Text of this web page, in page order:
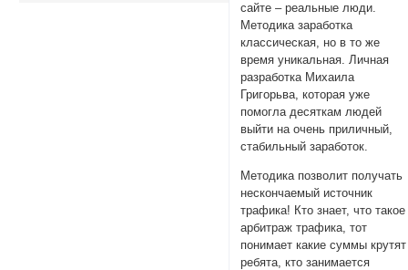
сайте – реальные люди.
Методика заработка
классическая, но в то же
время уникальная. Личная
разработка Михаила
Григорьва, которая уже
помогла десяткам людей
выйти на очень приличный,
стабильный заработок.
Методика позволит получать
нескончаемый источник
трафика! Кто знает, что такое
арбитраж трафика, тот
понимает какие суммы крутят
ребята, кто занимается